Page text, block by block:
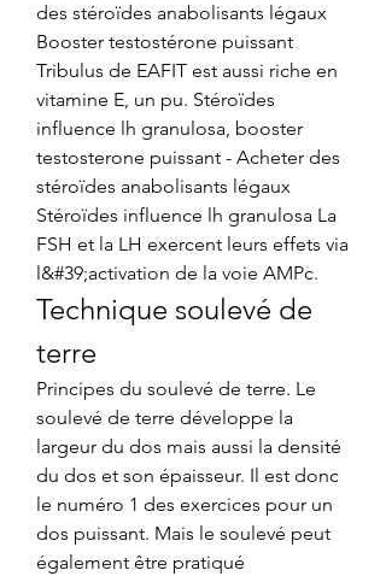
des stéroïdes anabolisants légaux
Booster testostérone puissant
Tribulus de EAFIT est aussi riche en
vitamine E, un pu. Stéroïdes
influence lh granulosa, booster
testosterone puissant - Acheter des
stéroïdes anabolisants légaux
Stéroïdes influence lh granulosa La
FSH et la LH exercent leurs effets via
l&#39;activation de la voie AMPc.
Technique soulevé de
terre
Principes du soulevé de terre. Le
soulevé de terre développe la
largeur du dos mais aussi la densité
du dos et son épaisseur. Il est donc
le numéro 1 des exercices pour un
dos puissant. Mais le soulevé peut
également être pratiqué